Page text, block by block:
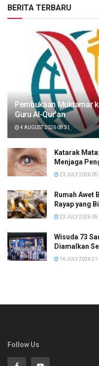
BERITA TERBARU
Pembukaan Muktamar
Guru Al-Qur’an
4 AUGUST 2026 08:31
Katarak
Menjaga
23 JULY 2026
Rumah Awet
Rayap yang
23 JULY 2026
Wisuda 73
Diamalkan
16 JULY 2026
Follow Us